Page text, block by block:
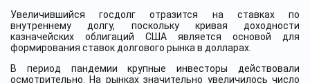
Увеличившийся госдолг отразится на ставках по
внутреннему долгу, поскольку кривая доходности
казначейских облигаций США является основой для
формирования ставок долгового рынка в долларах.
В период пандемии крупные инвесторы действовали
осмотрительно. На рынках значительно увеличилось число